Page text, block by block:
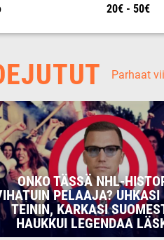
20€ - 50€
Parhaat
ONKO TÄSSÄ NHL-
PELAAJA?
TEININ, KARKASI
HAUKKUI LEGENDAA